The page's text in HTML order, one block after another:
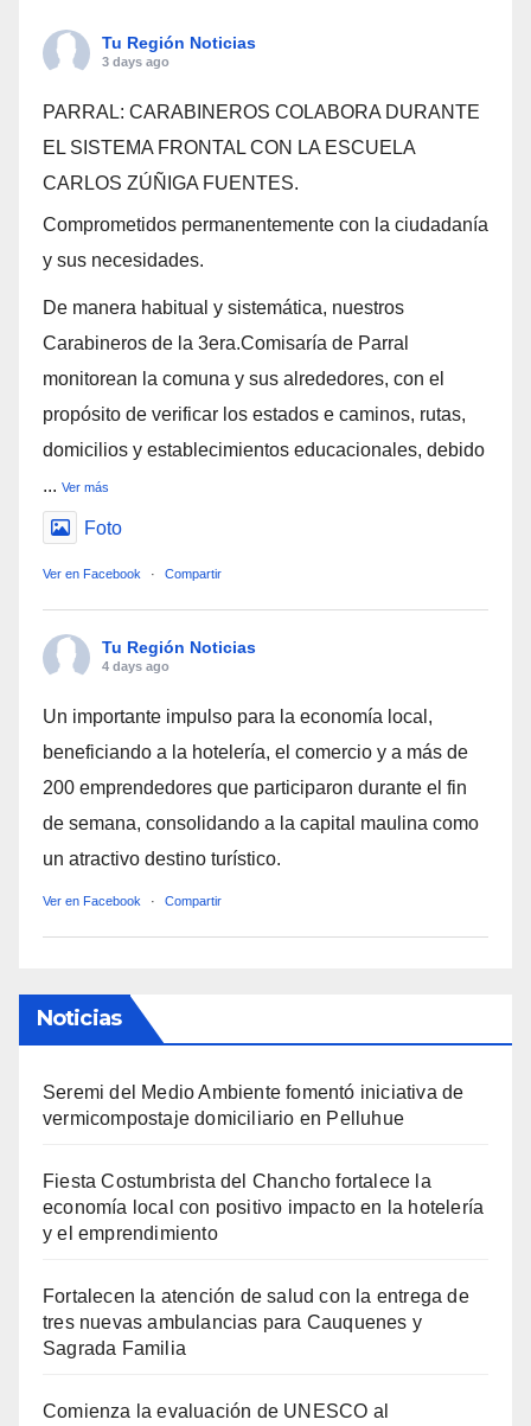
Tu Región Noticias
3 days ago
PARRAL: CARABINEROS COLABORA DURANTE
EL SISTEMA FRONTAL CON LA ESCUELA
CARLOS ZÚÑIGA FUENTES.
Comprometidos permanentemente con la ciudadanía
y sus necesidades.
De manera habitual y sistemática, nuestros
Carabineros de la 3era.Comisaría de Parral
monitorean la comuna y sus alrededores, con el
propósito de verificar los estados e caminos, rutas,
domicilios y establecimientos educacionales, debido
... Ver más
Foto
Ver en Facebook · Compartir
Tu Región Noticias
4 days ago
Un importante impulso para la economía local,
beneficiando a la hotelería, el comercio y a más de
200 emprendedores que participaron durante el fin
de semana, consolidando a la capital maulina como
un atractivo destino turístico.
Ver en Facebook · Compartir
Noticias
Seremi del Medio Ambiente fomentó iniciativa de
vermicompostaje domiciliario en Pelluhue
Fiesta Costumbrista del Chancho fortalece la
economía local con positivo impacto en la hotelería
y el emprendimiento
Fortalecen la atención de salud con la entrega de
tres nuevas ambulancias para Cauquenes y
Sagrada Familia
Comienza la evaluación de UNESCO al